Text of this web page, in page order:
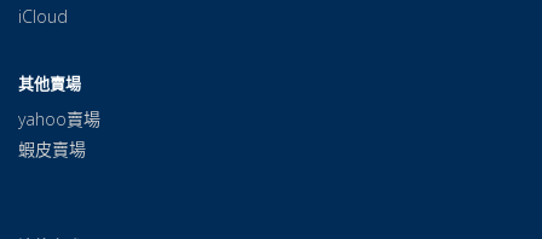
iCloud
其他賣場
yahoo賣場
蝦皮賣場